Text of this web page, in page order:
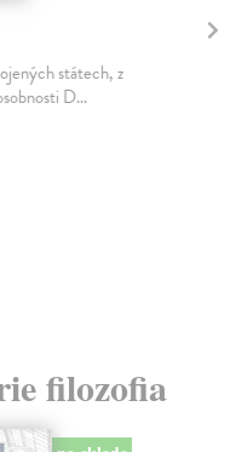
státech, z
D...
filozofia